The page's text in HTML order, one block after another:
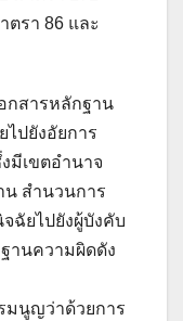
รา 86 และ
กสารหลักฐาน
ไปยังอัยการ
มีเขตอำนาจ
สำนวนการ
ฉัยไปยังผู้บังคับ
านความผิดดัง
มนูญว่าด้วยการ